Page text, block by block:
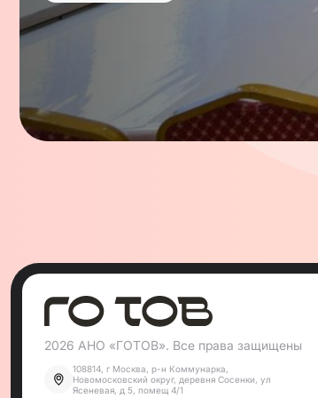
При общине работает
Яхад», оказывающий помощь пожилым,
2026 АНО «ГОТОВ». Все права защищены
108814, г Москва, р-н Коммунарка,
Новомосковский округ, деревня Сосенки, ул
Ясеневая, д 5, помещ 4/1